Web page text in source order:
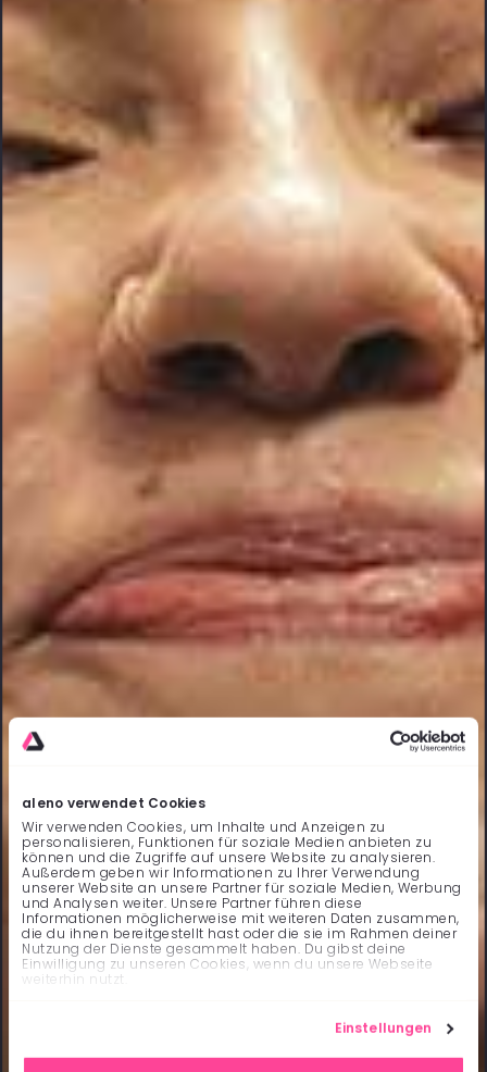
aleno verwendet Cookies
Wir verwenden Cookies, um Inhalte und Anzeigen zu
personalisieren, Funktionen für soziale Medien anbieten zu
können und die Zugriffe auf unsere Website zu analysieren.
Außerdem geben wir Informationen zu Ihrer Verwendung
unserer Website an unsere Partner für soziale Medien, Werbung
und Analysen weiter. Unsere Partner führen diese
Informationen möglicherweise mit weiteren Daten zusammen,
die du ihnen bereitgestellt hast oder die sie im Rahmen deiner
Nutzung der Dienste gesammelt haben. Du gibst deine
Einwilligung zu unseren Cookies, wenn du unsere Webseite
weiterhin nutzt.
Einstellungen